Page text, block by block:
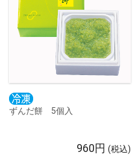
ずんだ餅 5個入
960円 (税込)